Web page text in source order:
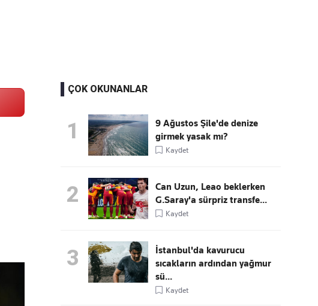
ÇOK OKUNANLAR
1
9 Ağustos Şile'de denize
girmek yasak mı?
Kaydet
2
Can Uzun, Leao beklerken
G.Saray'a sürpriz transfe...
Kaydet
3
İstanbul'da kavurucu
sıcakların ardından yağmur
sü...
Kaydet